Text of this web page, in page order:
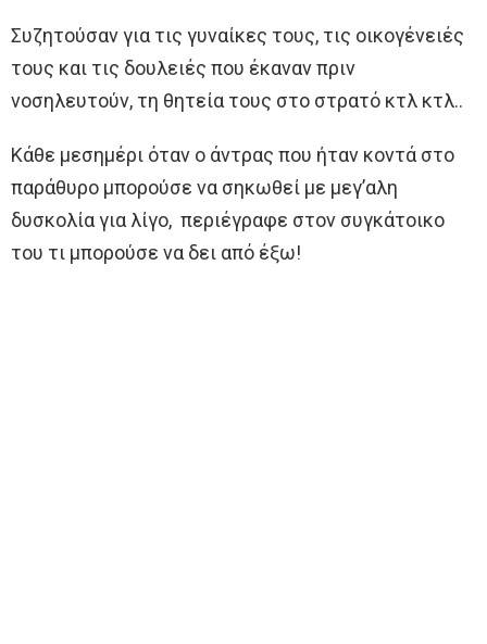
Συζητούσαν για τις γυναίκες τους, τις οικογένειές
τους και τις δουλειές που έκαναν πριν
νοσηλευτούν, τη θητεία τους στο στρατό κτλ κτλ..
Κάθε μεσημέρι όταν ο άντρας που ήταν κοντά στο
παράθυρο μπορούσε να σηκωθεί με μεγ’αλη
δυσκολία για λίγο, περιέγραφε στον συγκάτοικο
του τι μπορούσε να δει από έξω!